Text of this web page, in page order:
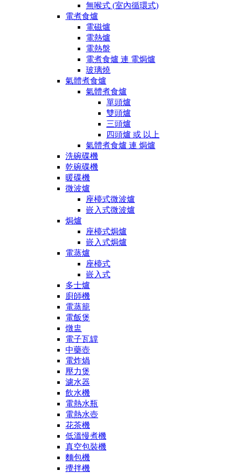
無喉式 (室內循環式)
電煮食爐
電磁爐
電熱爐
電熱盤
電煮食爐 連 電焗爐
玻璃燒
氣體煮食爐
氣體煮食爐
單頭爐
雙頭爐
三頭爐
四頭爐 或 以上
氣體煮食爐 連 焗爐
洗碗碟機
乾碗碟機
暖碟機
微波爐
座檯式微波爐
嵌入式微波爐
焗爐
座檯式焗爐
嵌入式焗爐
電蒸爐
座檯式
嵌入式
多士爐
廚師機
電蒸籠
電飯煲
燉盅
電子瓦罉
中藥壺
電炸煱
壓力煲
濾水器
飲水機
電熱水瓶
電熱水壺
花茶機
低溫慢煮機
真空包裝機
麵包機
攪拌機